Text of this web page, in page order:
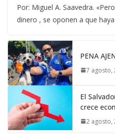
Por: Miguel A. Saavedra.
dinero , se oponen a que
PENA
7 agosto,
El
crece
2 agosto,